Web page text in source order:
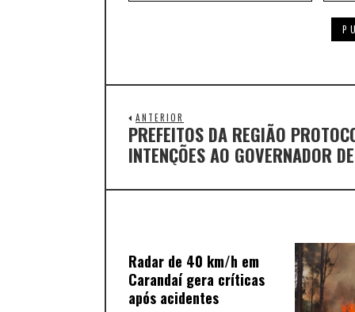
ANTERIOR
PREFEITOS DA REGIÃO
INTENÇÕES AO GOVERNADOR
Radar de 40 km/h em
Carandaí gera críticas
após acidentes